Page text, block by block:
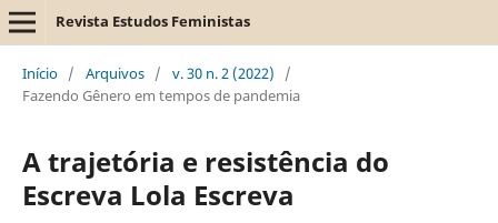
Revista Estudos Feministas
Início / Arquivos / v. 30 n. 2 (2022)
/
Fazendo Gênero em tempos de pandemia
A trajetória e resistência do
Escreva Lola Escreva